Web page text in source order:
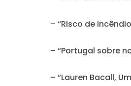
– “Risco de
– “Portugal sobre
– “Lauren Bacall,